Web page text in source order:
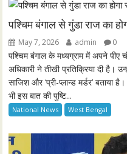
पश्चिम बंगाल से गुंडा राज का
May 7, 2026 admin 0
पश्चिम बंगाल के मध्यग्राम में अपने पीए
अधिकारी ने तीखी प्रतिक्रिया दी है।
साजिश और ‘प्री-प्लान्ड मर्डर’
भी इस बात की पुष्टि...
National News West Bengal